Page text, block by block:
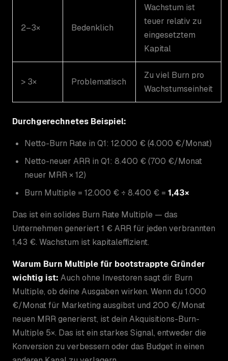
2–3× Bedenklich
Wachstum ist
teuer relativ zu
eingesetztem
Kapital
> 3× Problematisch
Zu viel Burn pro
Wachstumseinheit
Durchgerechnetes Beispiel:
Netto-Burn Rate in Q1: 12.000 € (4.000 €/Monat)
Netto-neuer ARR in Q1: 8.400 € (700 €/Monat
neuer MRR × 12)
Burn Multiple = 12.000 € ÷ 8.400 € = 1,43×
Das ist ein solides Burn Rate Multiple — das
Unternehmen generiert 1 € ARR für jeden verbrannten
1,43 €. Wachstum ist kapitaleffizient.
Warum Burn Multiple für bootstrappte Gründer
wichtig ist: Auch ohne Investoren sagt dir Burn
Multiple, ob deine Ausgaben wirken. Wenn du 1.000
€/Monat für Marketing ausgibst und 200 €/Monat
neuen MRR generierst, ist dein Akquisitions-Burn-
Multiple 5×. Das ist ein starkes Signal, entweder die
Konversion zu verbessern oder das Budget in einen